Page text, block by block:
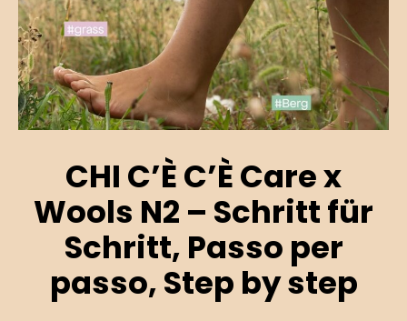
CHI C’È C’È Care x
Wools N2 – Schritt für
Schritt, Passo per
passo, Step by step